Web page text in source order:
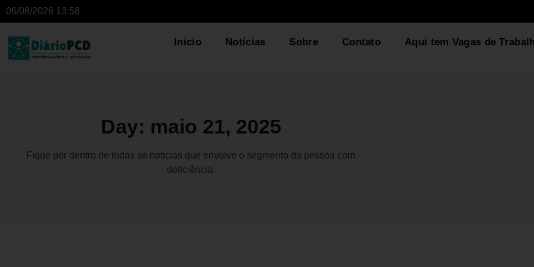
06/08/2026 13:58
Início Notícias Sobre Contato Aqui tem Vagas de
Day: maio 21, 2025
Fique por dentro de todas as notícias que envolve o segmento da pessoa com
deficiência.